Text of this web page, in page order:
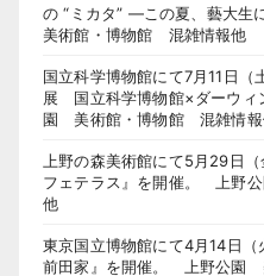
の “ミカタ” ―この夏、藝大
美術館・博物館 混雑情報他
国立科学博物館にて7月11日（
展 国立科学博物館×ダーウ
園 美術館・博物館 混雑情報
上野の森美術館にて5月29日
フェテラス』を開催。 上野
他
東京国立博物館にて4月14日
前田家』を開催。 上野公園